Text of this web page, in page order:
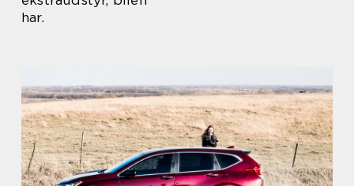
har.